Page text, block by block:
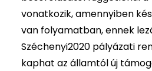
vonatkozik, amennyiben
van folyamatban, ennek
Széchenyi2020 pályázati
kaphat az államtól új